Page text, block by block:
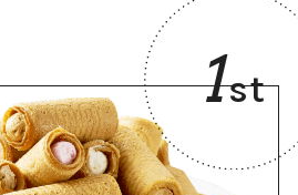
1st